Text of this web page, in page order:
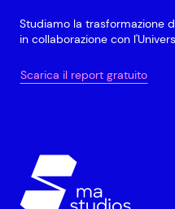
Studiamo la trasformazione
in collaborazione con
Scarica il report gratuito